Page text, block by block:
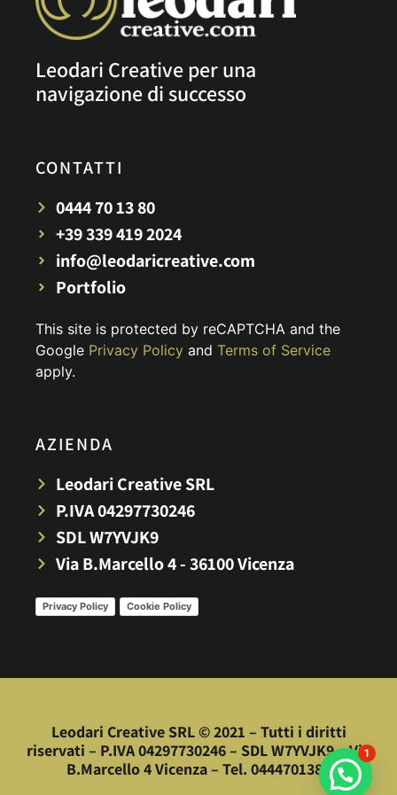
Leodari Creative per una
navigazione di successo
CONTATTI
0444 70 13 80
+39 339 419 2024
info@leodaricreative.com
Portfolio
This site is protected by reCAPTCHA and the
Google Privacy Policy and Terms of Service
apply.
AZIENDA
Leodari Creative SRL
P.IVA 04297730246
SDL W7YVJK9
Via B.Marcello 4 - 36100 Vicenza
Privacy Policy Cookie Policy
Leodari Creative SRL © 2021 – Tutti i diritti
riservati – P.IVA 04297730246 – SDL W7YVJK9 – Via
B.Marcello 4 Vicenza – Tel. 0444701380
1